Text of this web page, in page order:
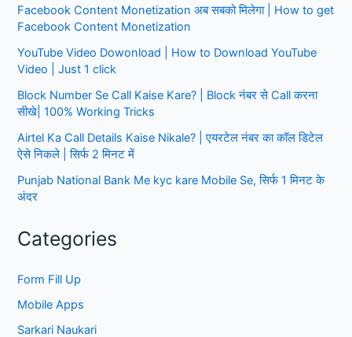
भर्ती
सूचना
जारी,
देखें
प्रक्रिया
Facebook Content Monetization अब सबको मिलेगा | How to get
Facebook Content Monetization
YouTube Video Dowonload | How to Download YouTube
Video | Just 1 click
Block Number Se Call Kaise Kare? | Block नंबर से Call करना
सीखे| 100% Working Tricks
Airtel Ka Call Details Kaise Nikale? | एयरटेल नंबर का कॉल डिटेल
ऐसे निकले | सिर्फ 2 मिनट में
Punjab National Bank Me kyc kare Mobile Se, सिर्फ 1 मिनट के
अंदर
Categories
Form Fill Up
Mobile Apps
Sarkari Naukari